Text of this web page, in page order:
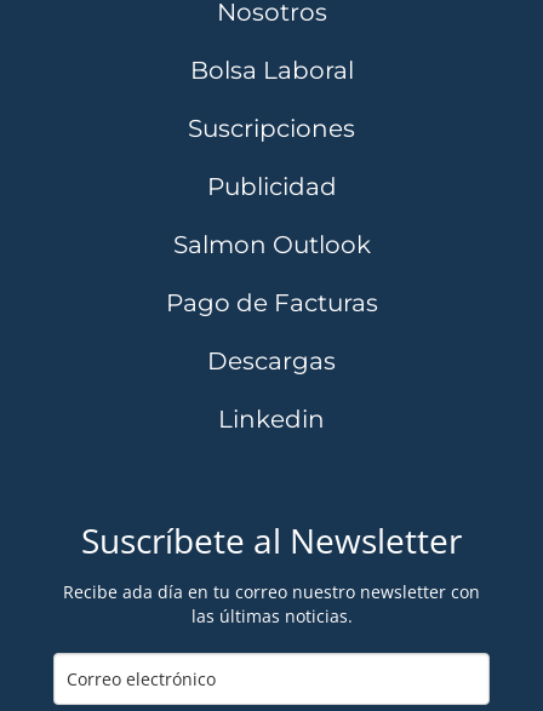
Nosotros
Bolsa Laboral
Suscripciones
Publicidad
Salmon Outlook
Pago de Facturas
Descargas
Linkedin
Suscríbete al Newsletter
Recibe ada día en tu correo nuestro newsletter con
las últimas noticias.